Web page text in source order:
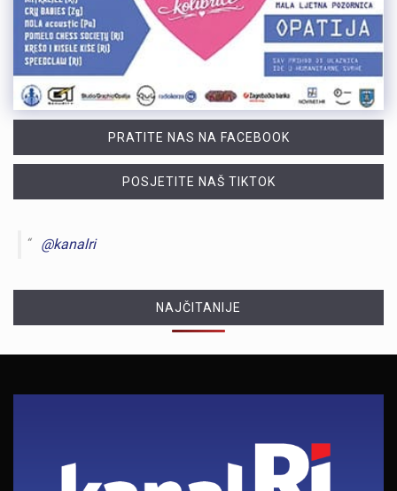
PRATITE NAS NA FACEBOOK
POSJETITE NAŠ TIKTOK
@kanalri
NAJČITANIJE